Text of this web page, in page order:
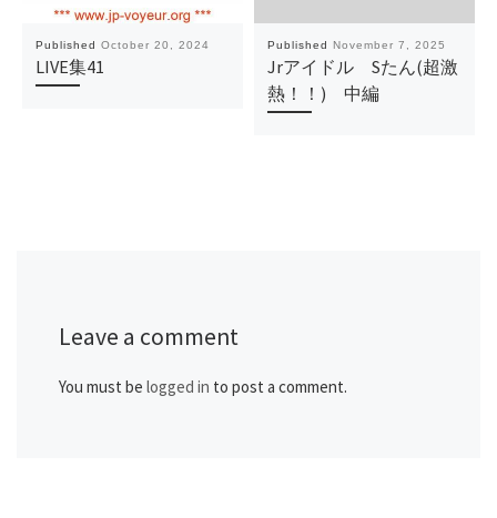
Published October 20, 2024
LIVE集41
Published November 7, 2025
Jrアイドル Sたん(超激
熱！！) 中編
Leave a comment
You must be logged in to post a comment.